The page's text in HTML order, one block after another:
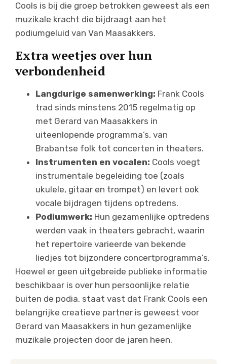
Cools is bij die groep betrokken geweest als een
muzikale kracht die bijdraagt aan het
podiumgeluid van Van Maasakkers.
Extra weetjes over hun
verbondenheid
Langdurige samenwerking: Frank Cools
trad sinds minstens 2015 regelmatig op
met Gerard van Maasakkers in
uiteenlopende programma’s, van
Brabantse folk tot concerten in theaters.
Instrumenten en vocalen: Cools voegt
instrumentale begeleiding toe (zoals
ukulele, gitaar en trompet) en levert ook
vocale bijdragen tijdens optredens.
Podiumwerk: Hun gezamenlijke optredens
werden vaak in theaters gebracht, waarin
het repertoire varieerde van bekende
liedjes tot bijzondere concertprogramma’s.
Hoewel er geen uitgebreide publieke informatie
beschikbaar is over hun persoonlijke relatie
buiten de podia, staat vast dat Frank Cools een
belangrijke creatieve partner is geweest voor
Gerard van Maasakkers in hun gezamenlijke
muzikale projecten door de jaren heen.